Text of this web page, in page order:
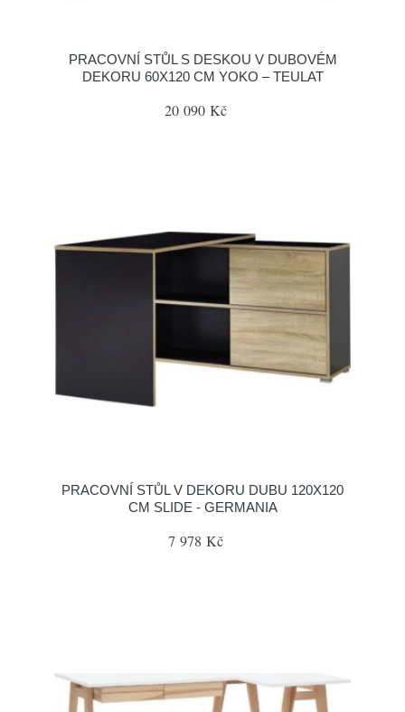
PRACOVNÍ STŮL S DESKOU V DUBOVÉM
DEKORU 60X120 CM YOKO – TEULAT
20 090 Kč
PRACOVNÍ STŮL V DEKORU DUBU 120X120
CM SLIDE - GERMANIA
7 978 Kč